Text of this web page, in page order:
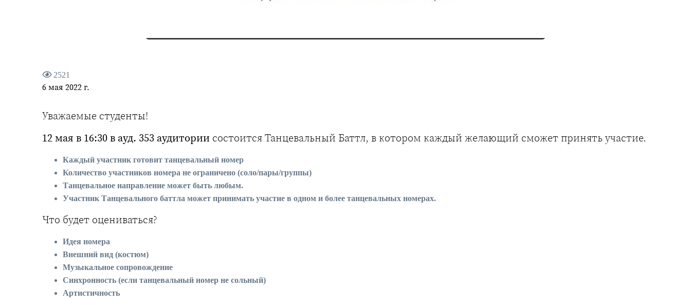
2521
6 мая 2022 г.
Уважаемые студенты!
12 мая в 16:30 в ауд. 353 аудитории состоится Танцевальный Баттл, в котором каждый желающий сможет принять участие.
Каждый участник готовит танцевальный номер
Количество участников номера не ограничено (соло/пары/группы)
Танцевальное направление может быть любым.
Участник Танцевального баттла может принимать участие в одном и более танцевальных номерах.
Что будет оцениваться?
Идея номера
Внешний вид (костюм)
Музыкальное сопровождение
Синхронность (если танцевальный номер не сольный)
Артистичность